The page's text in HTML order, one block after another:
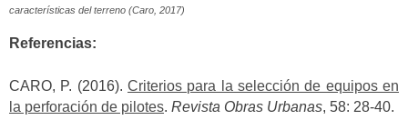
características del terreno (Caro, 2017)
Referencias:
CARO, P. (2016). Criterios para la selección de equipos en
la perforación de pilotes. Revista Obras Urbanas, 58: 28-40.